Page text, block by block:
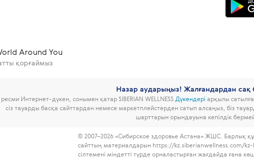
Around You
қорғаймыз
Назар аударыңыз! Жалғандардан сақ
ресми Интернет-дүкен, сонымен қатар SIBERIAN WELLNESS Дүкендері арқылы
сіз тауарды басқа сайттардан немесе маркетплейстерден сатып алсаңыз, біз
шарттарын орындауына кепілдік
© 2007–2026 «Сибирское здоровье Астана» ЖШС. Барлық
сайттың материалдарын https://kz.siberianwellness.com/kz-
сілтемені міндетті түрде орналастырған жағдайда ғана